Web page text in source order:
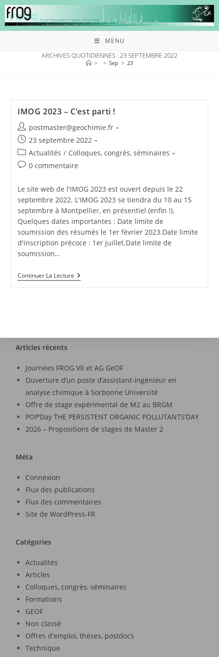
MENU
ARCHIVES QUOTIDIENNES : 23 SEPTEMBRE 2022
> > Sep > 23
IMOG 2023 – C’est parti !
postmaster@geochimie.fr
23 septembre 2022
Actualités / Colloques, congrès, séminaires
0 commentaire
Le site web de l'IMOG 2023 est ouvert depuis le 22
septembre 2022. L'IMOG 2023 se tiendra du 10 au 15
septembre à Montpellier, en présentiel (enfin !).
Quelques dates importantes : Date limite de
soumission des résumés le 1er février 2023.Date limite
d'inscription précoce : 1er juillet.Date limite de
soumission…
Continuer La Lecture
Articles récents
Journées FROG VII et AG GeOF
Ouverture d’un poste d’assistant-ingénieur en
analyse chimique à Sorbonne Université
Offre de stage expérimental de M2 au BRGM
POP’Day THE PERSISTENT ORGANIC POLLUTANTS’DAY
2026 – Propositions de stages de Master 2
Méta
Connexion
Flux des publications
Flux des commentaires
Site de WordPress-FR
Catégories
Actualités
Articles
Colloques, congrès, séminaires
Formations
GEOF
Non classé
Offres d'emploi, thèses, postdocs
Technique